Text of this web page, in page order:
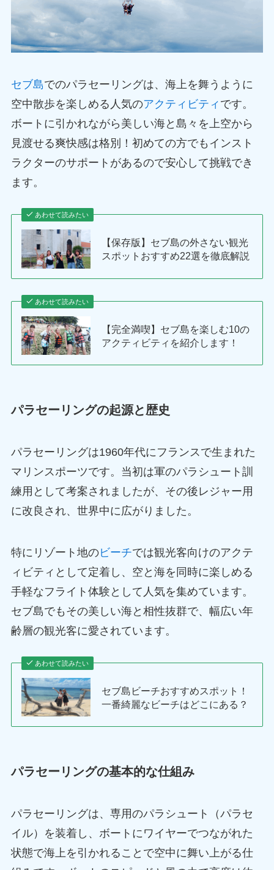
セブ島でのパラセーリングは、海上を舞うように
空中散歩を楽しめる人気のアクティビティ です。
ボートに引かれながら美しい海と島々を上空から
見渡せる爽快感は格別！初めての方でもインスト
ラクターのサポートがあるので安心して挑戦でき
ます。
あわせて読みたい
【保存版】セブ島の外さない観光
スポットおすすめ22選を徹底解説
あわせて読みたい
【完全満喫】セブ島を楽しむ10の
アクティビティを紹介します！
パラセーリングの起源と歴史
パラセーリングは1960年代にフランスで生まれた
マリンスポーツです。当初は軍のパラシュート訓
練用として考案されましたが、その後レジャー用
に改良され、世界中に広がりました。
特にリゾート地のビーチでは観光客向けのアクテ
ィビティとして定着し、空と海を同時に楽しめる
手軽なフライト体験として人気を集めています。
セブ島でもその美しい海と相性抜群で、幅広い年
齢層の観光客に愛されています。
あわせて読みたい
セブ島ビーチおすすめスポット！
一番綺麗なビーチはどこにある？
パラセーリングの基本的な仕組み
パラセーリングは、専用のパラシュート（パラセ
イル）を装着し、ボートにワイヤーでつながれた
状態で海上を引かれることで空中に舞い上がる仕